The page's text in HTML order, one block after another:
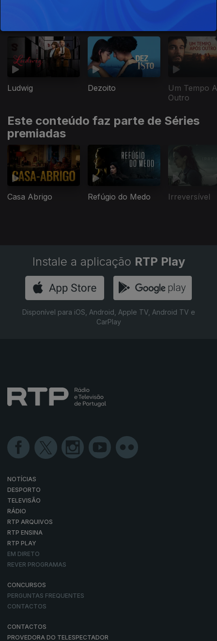
Ludwig Dezoito
Um Tempo
Outro
Este conteúdo faz parte de Séries
premiadas
Casa Abrigo Refúgio do Medo Irreversível
Instale a aplicação RTP Play
Disponível para iOS, Android, Apple TV, Android TV e
CarPlay
NOTÍCIAS
DESPORTO
TELEVISÃO
RÁDIO
RTP ARQUIVOS
RTP ENSINA
RTP PLAY
EM DIRETO
REVER PROGRAMAS
CONCURSOS
PERGUNTAS FREQUENTES
CONTACTOS
CONTACTOS
PROVEDORA DO TELESPECTADOR